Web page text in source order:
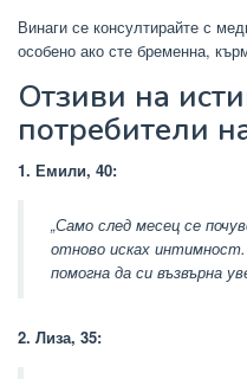
Винаги се консултирайте с
особено ако сте бременна,
Отзиви на
потребители
1. Емили, 40:
„Само след месец се
отново исках
помогна да си възвърна
2. Лиза, 35: